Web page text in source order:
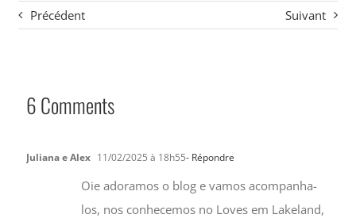
Précédent Suivant
6 Comments
Juliana e Alex 11/02/2025 à 18h55- Répondre
Oie adoramos o blog e vamos acompanha-
los, nos conhecemos no Loves em Lakeland,